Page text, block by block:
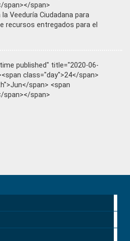
span></span>
Veeduría Ciudadana para
recursos entregados para el
published" title="2020-06-
class="day">24</span>
span> <span
span></span>